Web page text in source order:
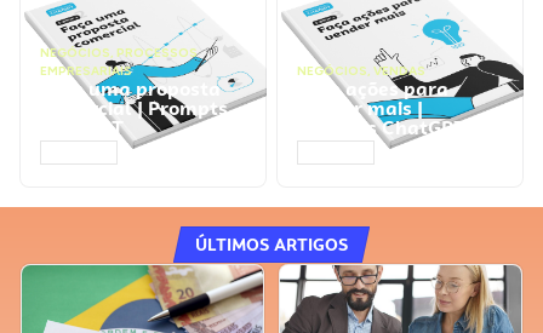
NEGÓCIOS, PROCESSOS
EMPRESARIAIS
Faça uma proposta
comercial | Prompts
ChatGPT
NEGÓCIOS, VENDAS
Faça ações para
vender mais |
Prompts ChatGPT
ÚLTIMOS ARTIGOS